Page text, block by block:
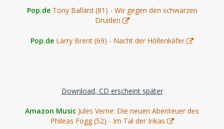
Pop.de Tony Ballard (81) - Wir gegen den schwarzen
Druiden
Pop.de Larry Brent (69) - Nacht der Höllenkäfer
Download, CD erscheint später
Amazon Music Jules Verne: Die neuen Abenteuer des
Phileas Fogg (52) - Im Tal der Inkas